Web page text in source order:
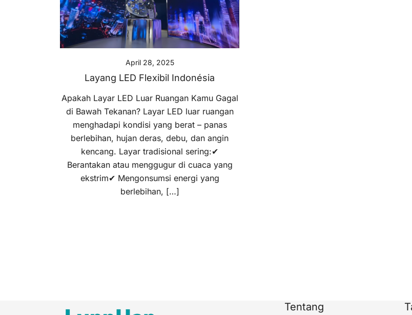
April 28, 2025
Layang LED Flexibil Indonésia
Apakah Layar LED Luar Ruangan Kamu Gagal
di Bawah Tekanan? Layar LED luar ruangan
menghadapi kondisi yang berat – panas
berlebihan, hujan deras, debu, dan angin
kencang. Layar tradisional sering:✔
Berantakan atau menggugur di cuaca yang
ekstrim✔ Mengonsumsi energi yang
berlebihan, […]
Tentang